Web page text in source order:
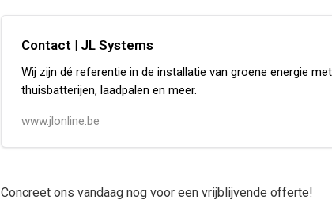
Contact | JL Systems
Wij zijn dé referentie in de installatie van groene energie
thuisbatterijen, laadpalen en meer.
www.jlonline.be
Concreet ons vandaag nog voor een vrijblijvende offerte!